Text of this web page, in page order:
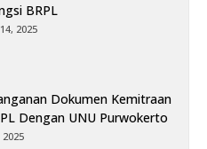
BRPL
2025
Dokumen Kemitraan
Dengan UNU Purwokerto
2025